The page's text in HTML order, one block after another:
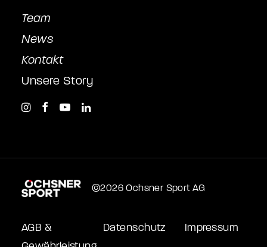
Team
News
Kontakt
Unsere Story
©2026 Ochsner Sport AG
AGB &
Datenschutz Impressum